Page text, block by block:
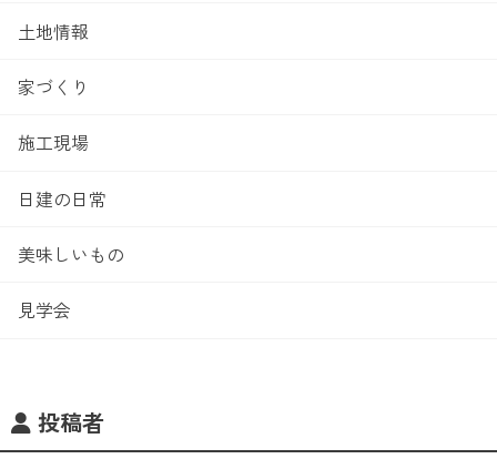
土地情報
家づくり
施工現場
日建の日常
美味しいもの
見学会
投稿者